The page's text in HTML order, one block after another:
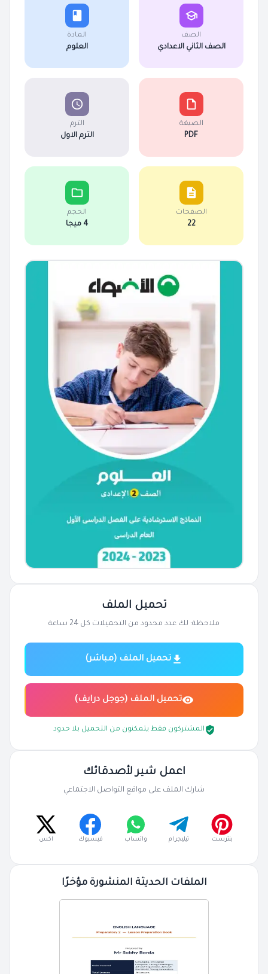
الصف
الصف الثاني الاعدادي
المادة
العلوم
الصيغة
PDF
الترم
الترم الاول
الصفحات
22
الحجم
4 ميجا
تحميل الملف
ملاحظة: لك عدد محدود من التحميلات كل 24 ساعة
تحميل الملف (مباشر)
تحميل الملف (جوجل درايف)
المشتركون فقط يتمكنون من التحميل بلا حدود
اعمل شير لأصدقائك
شارك الملف على مواقع التواصل الاجتماعي
بنترست تيليجرام واتساب فيسبوك اكس
الملفات الحديثة المنشورة مؤخرًا